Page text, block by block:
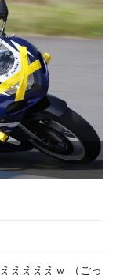
ええええｗ （ごっ